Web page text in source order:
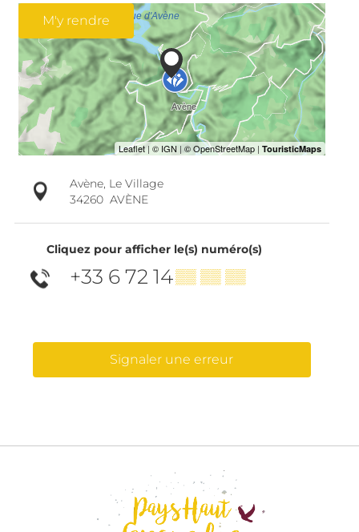
M'y rendre
Avène, Le Village
34260 AVÈNE
Cliquez pour afficher le(s) numéro(s)
+33 6 72 14▒▒ ▒▒ ▒▒
Signaler une erreur